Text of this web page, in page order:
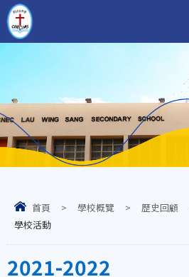
首頁 > 學校概覽 > 歷史回顧
學校活動
2021-2022